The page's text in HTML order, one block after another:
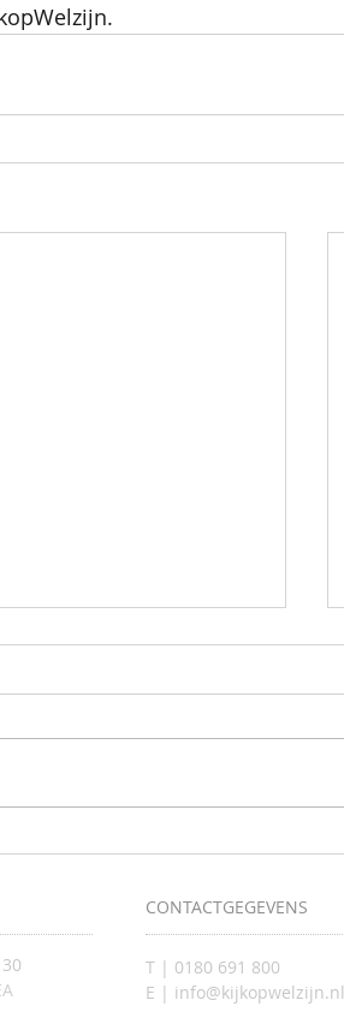
in uw valrisico tijdens de
CONTACTGEGEVENS
T | 0180 691 800
E | info@kijkopwelzijn.nl